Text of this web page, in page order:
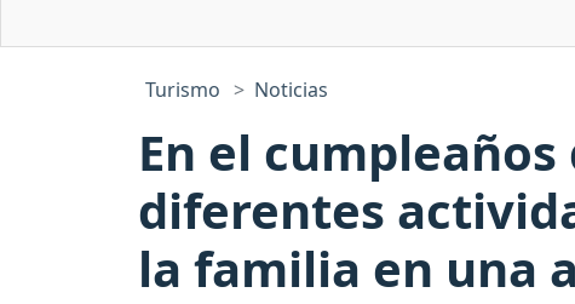
Turismo Noticias
En el
diferentes
la familia en una